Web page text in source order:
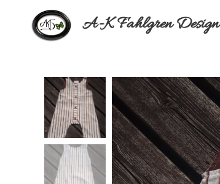
A-K Fahlgren Design